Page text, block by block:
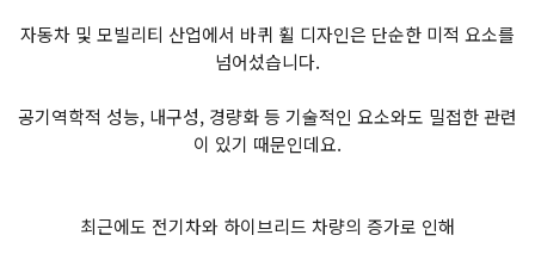
자동차 및 모빌리티 산업에서 바퀴 휠 디자인은 단순한 미적 요소를
넘어섰습니다.
공기역학적 성능, 내구성, 경량화 등 기술적인 요소와도 밀접한 관련
이 있기 때문인데요.
최근에도 전기차와 하이브리드 차량의 증가로 인해